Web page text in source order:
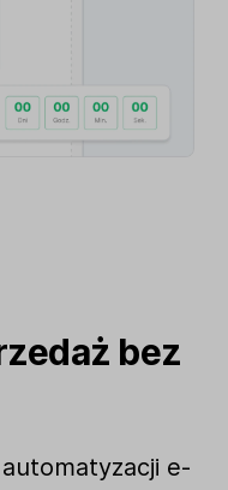
bez
e-